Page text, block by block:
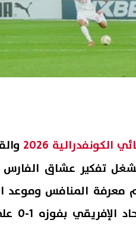
2026
تفكير عشاق الفارس
معرفة المنافس وموعد
تأهل